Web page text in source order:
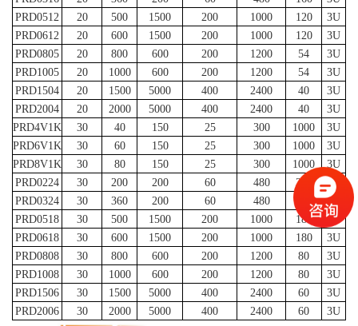
PRD0512
20 500 1500 200 1000 120
3U
PRD0612
20 600 1500 200 1000 120
3U
PRD0805
20 800 600 200 1200 54
3U
PRD1005
20 1000 600 200 1200 54
3U
PRD1504
20 1500 5000 400 2400 40
3U
PRD2004
20 2000 5000 400 2400 40
3U
PRD4V1K
30 40 150 25 300 1000
3U
PRD6V1K
30 60 150 25 300 1000
3U
PRD8V1K
30 80 150 25 300 1000
3U
PRD0224
30 200 200 60 480 240
3U
PRD0324
30 360 200 60 480
3U
PRD0518
30 500 1500 200 1000 180
3U
PRD0618
30 600 1500 200 1000 180
3U
PRD0808
30 800 600 200 1200 80
3U
PRD1008
30 1000 600 200 1200 80
3U
PRD1506
30 1500 5000 400 2400 60
3U
PRD2006
30 2000 5000 400 2400 60 3U